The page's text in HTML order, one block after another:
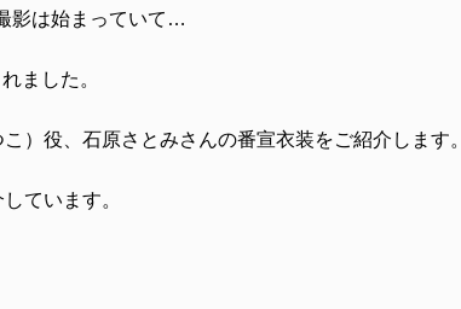
影は始まっていて…
ました。
）役、石原さとみさんの番宣衣装をご紹介します。
ています。